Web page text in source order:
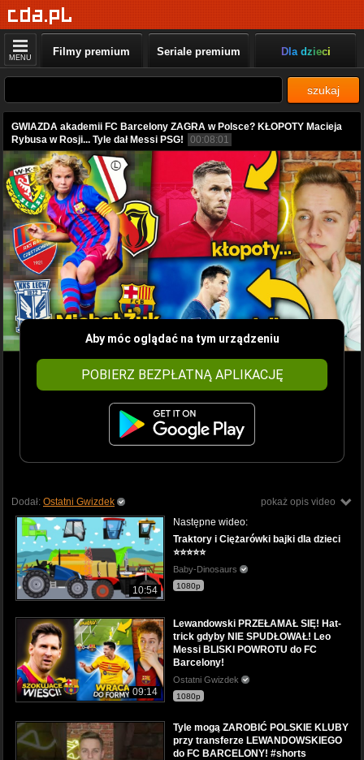
MENU Filmy premium Seriale premium Dla dzieci
szukaj
GWIAZDA akademii FC Barcelony ZAGRA w Polsce? KŁOPOTY Macieja
Rybusa w Rosji... Tyle dał Messi PSG!
00:08:01
Aby móc oglądać na tym urządzeniu
POBIERZ BEZPŁATNĄ APLIKACJĘ
pokaż opis video
Dodał: Ostatni Gwizdek
10:54
Następne wideo:
Traktory i Ciężarówki bajki dla dzieci
⭐⭐⭐⭐⭐
Baby-Dinosaurs
1080p
09:14
Lewandowski PRZEŁAMAŁ SIĘ! Hat-
trick gdyby NIE SPUDŁOWAŁ! Leo
Messi BLISKI POWROTU do FC
Barcelony!
Ostatni Gwizdek
1080p
Tyle mogą ZAROBIĆ POLSKIE KLUBY
przy transferze LEWANDOWSKIEGO
do FC BARCELONY! #shorts